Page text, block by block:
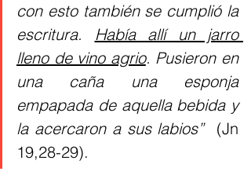
con esto también se cumplió la
escritura. Había allí un jarro
lleno de vino agrio. Pusieron en
una caña una esponja
empapada de aquella bebida y
la acercaron a sus labios” (Jn
19,28-29).